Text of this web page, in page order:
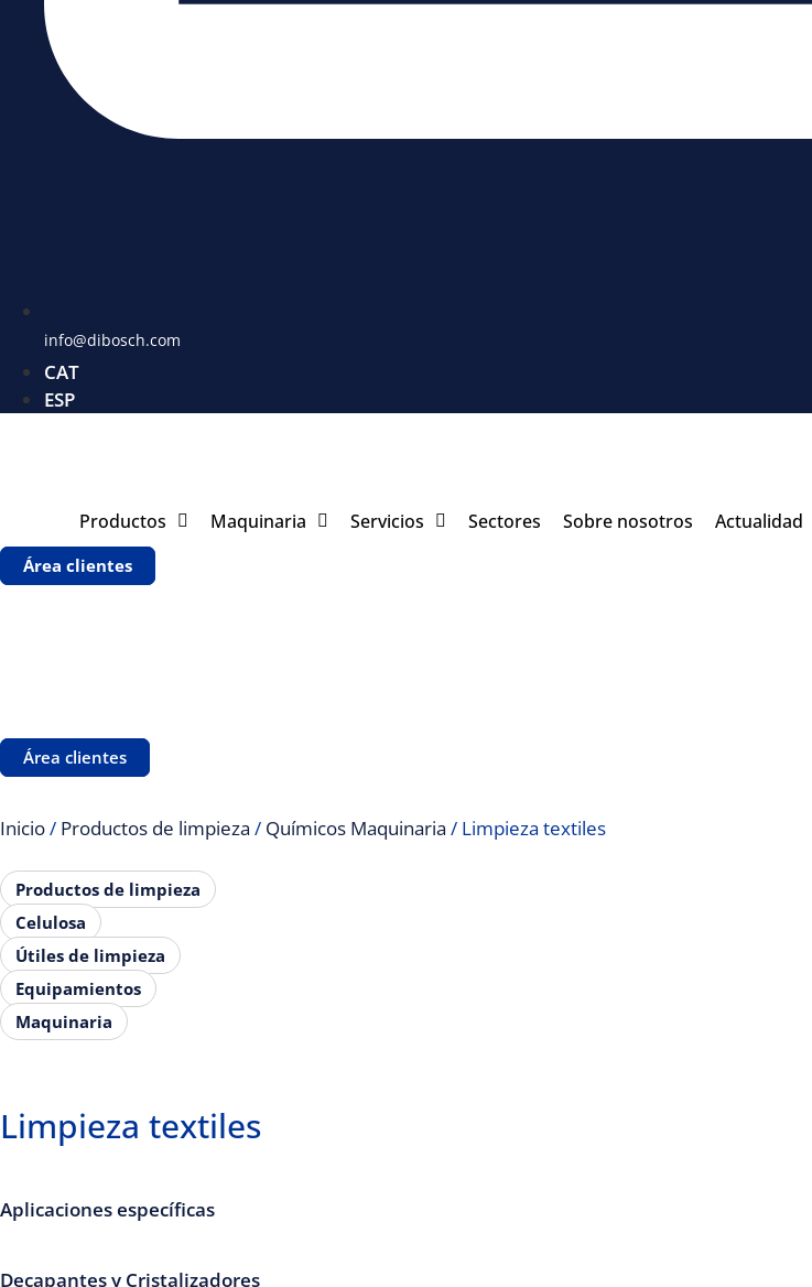
info@dibosch.com
CAT
ESP
Productos Maquinaria Servicios Sectores Sobre nosotros Actualidad
Área clientes
Área clientes
Inicio/ Productos de limpieza / Químicos Maquinaria / Limpieza textiles
Productos de limpieza
Celulosa
Útiles de limpieza
Equipamientos
Maquinaria
Limpieza textiles
Aplicaciones específicas
Decapantes y Cristalizadores